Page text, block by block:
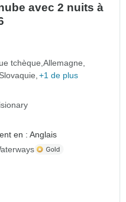
avec 2 nuits à
tchèque Allemagne
Slovaquie +1 de plus
en : Anglais